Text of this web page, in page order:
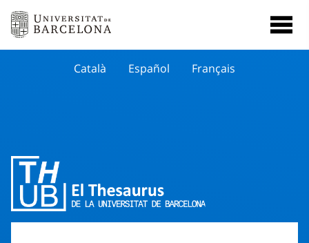
Català Español Français